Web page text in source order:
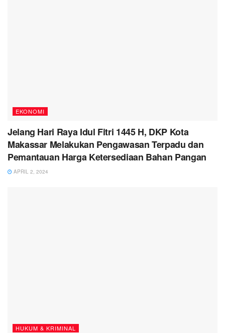
EKONOMI
Jelang Hari Raya Idul Fitri 1445 H, DKP Kota
Makassar Melakukan Pengawasan Terpadu dan
Pemantauan Harga Ketersediaan Bahan Pangan
APRIL 2, 2024
HUKUM & KRIMINAL